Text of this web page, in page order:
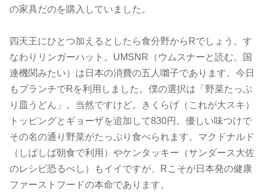
の家具だのを購入していました。
四天王にひとつ加えるとしたら食分野からRでしょう。す
なわりリンガーハット。UMSNR（ウムスナーと読む。国
連機関みたい）は日本の消費の五人囃子であります。今日
もブランチでRを利用しました。僕の選択は「野菜たっぷ
り皿うどん」。当然ですけど。きくらげ（これが大スキ）
トッピングとギョーザを追加して830円。優しい味つけで
その名の通り野菜がたっぷり食べられます。マクドナルド
（しばしば朝食で利用）やケンタッキー（サンダース大佐
のレシピ恐るべし）もイイですが、Rこそが日本発の健康
ファーストフードの本命であります。